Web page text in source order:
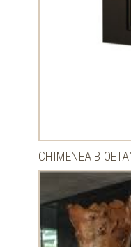
CHIMENEA